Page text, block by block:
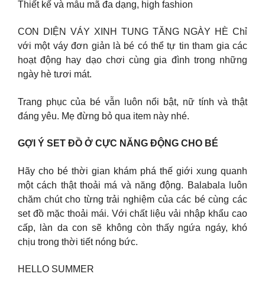
Thiết kế và mẫu mã đa dạng, high fashion
CON DIỆN VÁY XINH TUNG TĂNG NGÀY HÈ Chỉ
với một váy đơn giản là bé có thể tự tin tham gia các
hoạt động hay dạo chơi cùng gia đình trong những
ngày hè tươi mát.
Trang phục của bé vẫn luôn nổi bật, nữ tính và thật
đáng yêu. Mẹ đừng bỏ qua item này nhé.
GỢI Ý SET ĐỒ Ở CỰC NĂNG ĐỘNG CHO BÉ
Hãy cho bé thời gian khám phá thế giới xung quanh
một cách thật thoải má và năng động. Balabala luôn
chăm chút cho từng trải nghiệm của các bé cùng các
set đồ mặc thoải mái. Với chất liệu vải nhập khẩu cao
cấp, làn da con sẽ không còn thấy ngứa ngáy, khó
chịu trong thời tiết nóng bức.
HELLO SUMMER